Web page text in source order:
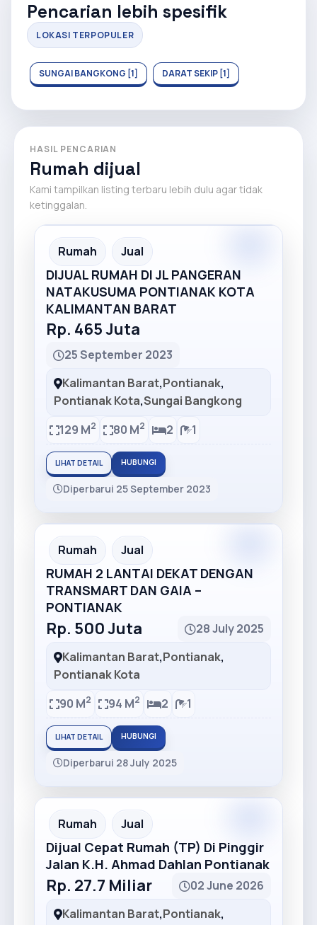
Pencarian lebih spesifik
LOKASI TERPOPULER
SUNGAI BANGKONG [1] DARAT SEKIP [1]
HASIL PENCARIAN
Rumah dijual
Kami tampilkan listing terbaru lebih dulu agar tidak
ketinggalan.
Recommended
Rumah Jual
DIJUAL RUMAH DI JL PANGERAN
NATAKUSUMA PONTIANAK KOTA
KALIMANTAN BARAT
Rp. 465 Juta
25 September 2023
Kalimantan Barat,Pontianak,
Pontianak Kota,Sungai Bangkong
129 M2 80 M2 2 1
LIHAT DETAIL HUBUNGI
Diperbarui 25 September 2023
Recommended
Rumah Jual
RUMAH 2 LANTAI DEKAT DENGAN
TRANSMART DAN GAIA –
PONTIANAK
Rp. 500 Juta
28 July 2025
Kalimantan Barat,Pontianak,
Pontianak Kota
90 M2 94 M2 2 1
LIHAT DETAIL HUBUNGI
Diperbarui 28 July 2025
Recommended
Rumah Jual
Dijual Cepat Rumah (TP) Di Pinggir
Jalan K.H. Ahmad Dahlan Pontianak
Rp. 27.7 Miliar
02 June 2026
Kalimantan Barat,Pontianak,